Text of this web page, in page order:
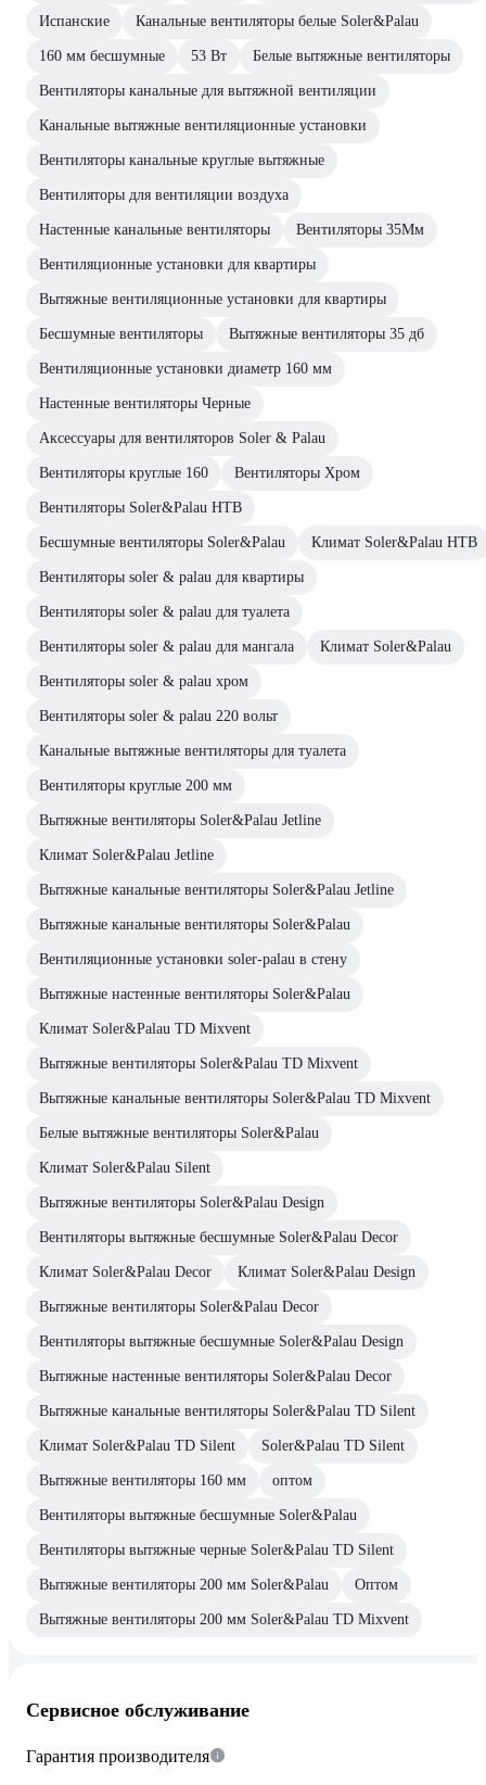
Испанские Канальные вентиляторы белые Soler&Palau
160 мм бесшумные 53 Вт Белые вытяжные вентиляторы
Вентиляторы канальные для вытяжной вентиляции
Канальные вытяжные вентиляционные установки
Вентиляторы канальные круглые вытяжные
Вентиляторы для вентиляции воздуха
Настенные канальные вентиляторы Вентиляторы 35Мм
Вентиляционные установки для квартиры
Вытяжные вентиляционные установки для квартиры
Бесшумные вентиляторы Вытяжные вентиляторы 35 дб
Вентиляционные установки диаметр 160 мм
Настенные вентиляторы Черные
Аксессуары для вентиляторов Soler & Palau
Вентиляторы круглые 160 Вентиляторы Хром
Вентиляторы Soler&Palau НТВ
Бесшумные вентиляторы Soler&Palau Климат Soler&Palau НТВ
Вентиляторы soler & palau для квартиры
Вентиляторы soler & palau для туалета
Вентиляторы soler & palau для мангала Климат Soler&Palau
Вентиляторы soler & palau хром
Вентиляторы soler & palau 220 вольт
Канальные вытяжные вентиляторы для туалета
Вентиляторы круглые 200 мм
Вытяжные вентиляторы Soler&Palau Jetline
Климат Soler&Palau Jetline
Вытяжные канальные вентиляторы Soler&Palau Jetline
Вытяжные канальные вентиляторы Soler&Palau
Вентиляционные установки soler-palau в стену
Вытяжные настенные вентиляторы Soler&Palau
Климат Soler&Palau TD Mixvent
Вытяжные вентиляторы Soler&Palau TD Mixvent
Вытяжные канальные вентиляторы Soler&Palau TD Mixvent
Белые вытяжные вентиляторы Soler&Palau
Климат Soler&Palau Silent
Вытяжные вентиляторы Soler&Palau Design
Вентиляторы вытяжные бесшумные Soler&Palau Decor
Климат Soler&Palau Decor Климат Soler&Palau Design
Вытяжные вентиляторы Soler&Palau Decor
Вентиляторы вытяжные бесшумные Soler&Palau Design
Вытяжные настенные вентиляторы Soler&Palau Decor
Вытяжные канальные вентиляторы Soler&Palau TD Silent
Климат Soler&Palau TD Silent Soler&Palau TD Silent
Вытяжные вентиляторы 160 мм оптом
Вентиляторы вытяжные бесшумные Soler&Palau
Вентиляторы вытяжные черные Soler&Palau TD Silent
Вытяжные вентиляторы 200 мм Soler&Palau Оптом
Вытяжные вентиляторы 200 мм Soler&Palau TD Mixvent
Сервисное обслуживание
Гарантия производителя